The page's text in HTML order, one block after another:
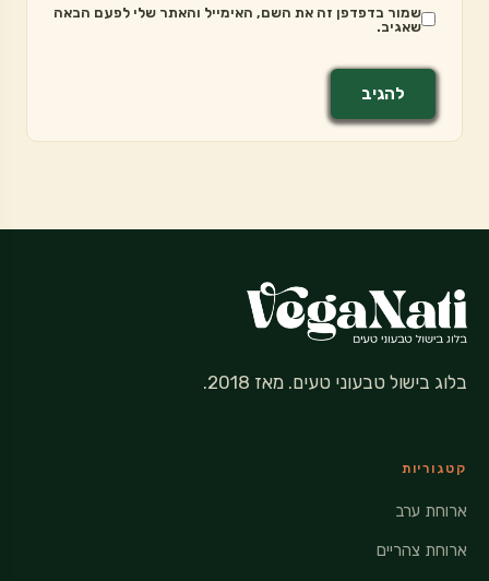
שמור בדפדפן זה את השם, האימייל והאתר שלי לפעם הבאה
שאגיב.
בלוג בישול טבעוני טעים. מאז 2018.
קטגוריות
ארוחת ערב
ארוחת צהריים